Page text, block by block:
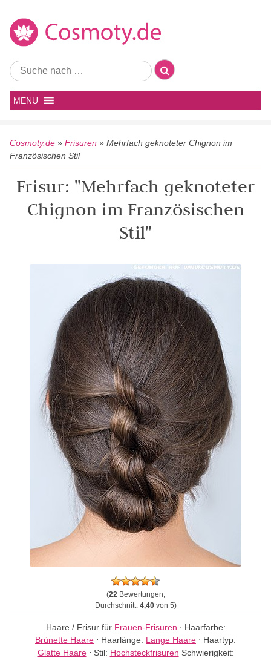
MENU
Cosmoty.de » Frisuren » Mehrfach geknoteter Chignon im
Französischen Stil
Frisur: "Mehrfach geknoteter
Chignon im Französischen
Stil"
(22Bewertungen,
Durchschnitt: 4,40von 5)
Haare / Frisur für Frauen-Frisuren ⋅ Haarfarbe:
Brünette Haare ⋅ Haarlänge: Lange Haare ⋅ Haartyp:
Glatte Haare⋅ Stil: Hochsteckfrisuren Schwierigkeit: